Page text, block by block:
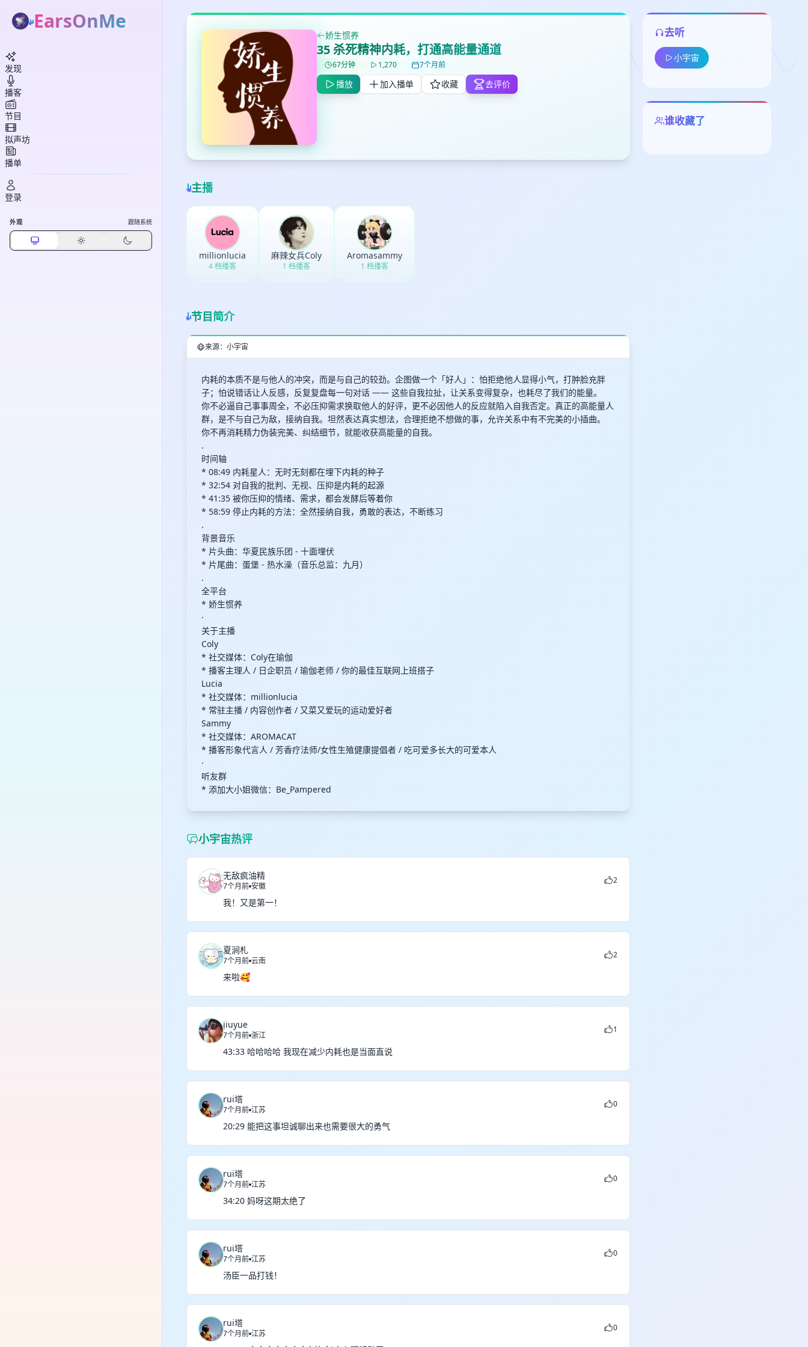
娇生惯养
35 杀死精神内耗，打通高能量通道
67分钟 1,270 7个月前
播放 加入播单 收藏 去评价
主播
millionlucia
4 档播客
麻辣女兵Coly
1 档播客
Aromasammy
1 档播客
节目简介
来源：小宇宙
内耗的本质不是与他人的冲突，而是与自己的较劲。企图做一个「好人」：怕拒绝他人显得小气，打肿脸充胖
子；怕说错话让人反感，反复复盘每一句对话 —— 这些自我拉扯，让关系变得复杂，也耗尽了我们的能量。
你不必逼自己事事周全，不必压抑需求换取他人的好评，更不必因他人的反应就陷入自我否定。真正的高能量人
群，是不与自己为敌，接纳自我。坦然表达真实想法，合理拒绝不想做的事，允许关系中有不完美的小插曲。
你不再消耗精力伪装完美、纠结细节，就能收获高能量的自我。
.
时间轴
* 08:49 内耗星人：无时无刻都在埋下内耗的种子
* 32:54 对自我的批判、无视、压抑是内耗的起源
* 41:35 被你压抑的情绪、需求，都会发酵后等着你
* 58:59 停止内耗的方法：全然接纳自我，勇敢的表达，不断练习
.
背景音乐
* 片头曲：华夏民族乐团 - 十面埋伏
* 片尾曲：蛋堡 - 热水澡（音乐总监：九月）
.
全平台
* 娇生惯养
·
关于主播
Coly
* 社交媒体：Coly在瑜伽
* 播客主理人 / 日企职员 / 瑜伽老师 / 你的最佳互联网上班搭子
Lucia
* 社交媒体：millionlucia
* 常驻主播 / 内容创作者 / 又菜又爱玩的运动爱好者
Sammy
* 社交媒体：AROMACAT
* 播客形象代言人 / 芳香疗法师/女性生殖健康提倡者 / 吃可爱多长大的可爱本人
·
听友群
* 添加大小姐微信：Be_Pampered
小宇宙热评
无敌疯油精
7个月前 安徽
2
我！又是第一！
夏涧札
7个月前 云南
2
来啦🥰
jiuyue
7个月前 浙江
1
43:33 哈哈哈哈 我现在减少内耗也是当面直说
rui塔
7个月前 江苏
0
20:29 能把这事坦诚聊出来也需要很大的勇气
rui塔
7个月前 江苏
0
34:20 妈呀这期太绝了
rui塔
7个月前 江苏
0
汤臣一品打钱！
rui塔
7个月前 江苏
0
去听
小宇宙
谁收藏了
打分
鼠标下留人
下
最长200字
删除确认
EarsOnMe
发现
播客
节目
拟声坊
播单
登录
外观 跟随系统
加入播单